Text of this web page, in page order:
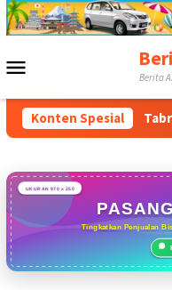
Loncat
ke
Berita
Konten Spesial
Tabrak Aturan &
UKURAN 970 x 250
Tingkatkan Penjualan